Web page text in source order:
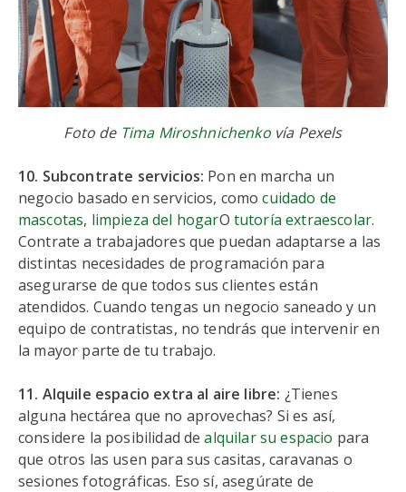
Foto de Tima Miroshnichenkovía Pexels
10. Subcontrate servicios: Pon en marcha un
negocio basado en servicios, comocuidado de
mascotas, limpieza del hogarO tutoría extraescolar.
Contrate a trabajadores que puedan adaptarse a las
distintas necesidades de programación para
asegurarse de que todos sus clientes están
atendidos. Cuando tengas un negocio saneado y un
equipo de contratistas, no tendrás que intervenir en
la mayor parte de tu trabajo.
11. Alquile espacio extra al aire libre: ¿Tienes
alguna hectárea que no aprovechas? Si es así,
considere la posibilidad dealquilar su espacio para
que otros las usen para sus casitas, caravanas o
sesiones fotográficas. Eso sí, asegúrate de